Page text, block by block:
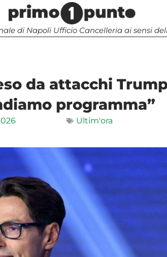
di Napoli Ufficio Cancelleria ai sensi
da attacchi
programma”
Ultim'ora